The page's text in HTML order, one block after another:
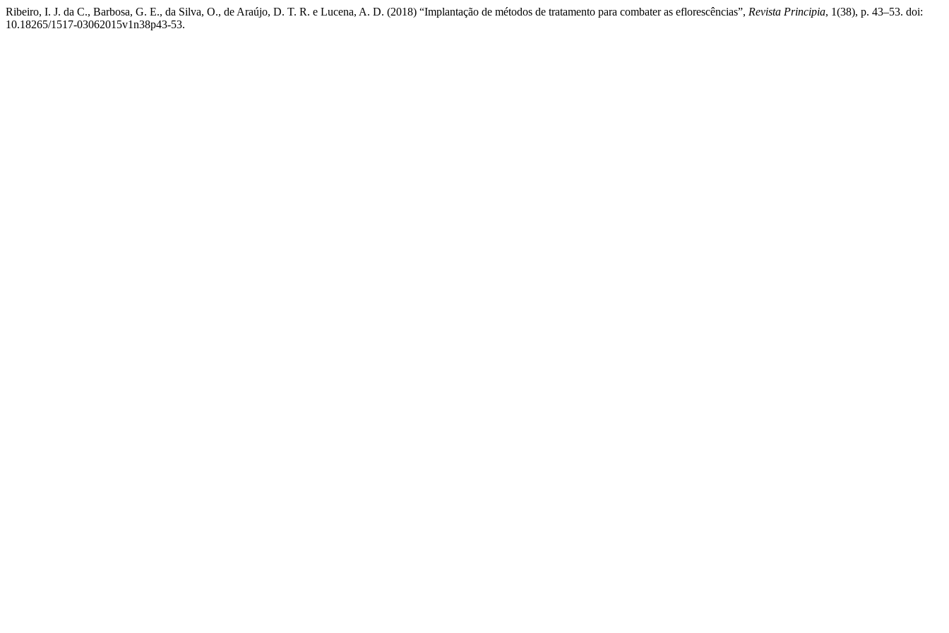
Ribeiro, I. J. da C., Barbosa, G. E., da Silva, O., de Araújo, D. T. R. e Lucena, A. D. (2018) “Implantação de métodos de tratamento para combater as eflorescências”, Revista Principia, 1(38), p. 43–53. doi:
10.18265/1517-03062015v1n38p43-53.